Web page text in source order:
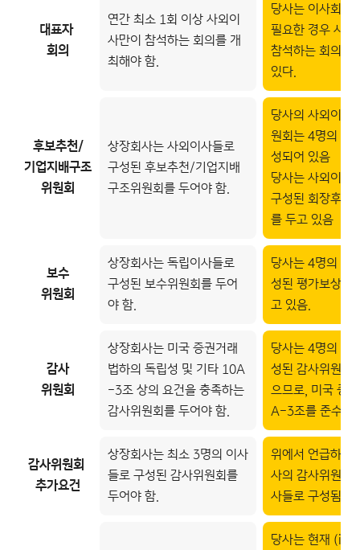
대표자
회의
연간 최소 1회 이상 사외이
사만이 참석하는 회의를 개
최해야 함.
당사는 이사회규
필요한 경우 사외
참석하는 회의를
있다.
후보추천/
기업지배구조
위원회
상장회사는 사외이사들로
구성된 후보추천/기업지배
구조위원회를 두어야 함.
당사의 사외이사
원회는 4명의 사
성되어 있음
당사는 사외이사
구성된 회장후보
를 두고 있음
보수
위원회
상장회사는 독립이사들로
구성된 보수위원회를 두어
야 함.
당사는 4명의 사
성된 평가보상위
고 있음.
감사
위원회
상장회사는 미국 증권거래
법하의 독립성 및 기타 10A
-3조 상의 요건을 충족하는
감사위원회를 두어야 함.
당사는 4명의 사
성된 감사위원회
으므로, 미국 증
A-3조를 준수하
감사위원회
추가요건
상장회사는 최소 3명의 이사
들로 구성된 감사위원회를
두어야 함.
위에서 언급하고
사의 감사위원회
사들로 구성됨.
당사는 현재 (i)